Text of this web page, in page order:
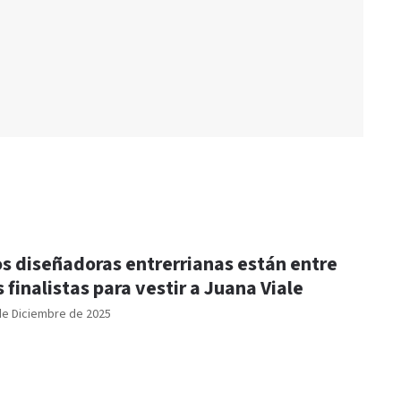
Diciembre de 2025
diseñadoras entrerrianas están entre
finalistas para vestir a Juana Viale